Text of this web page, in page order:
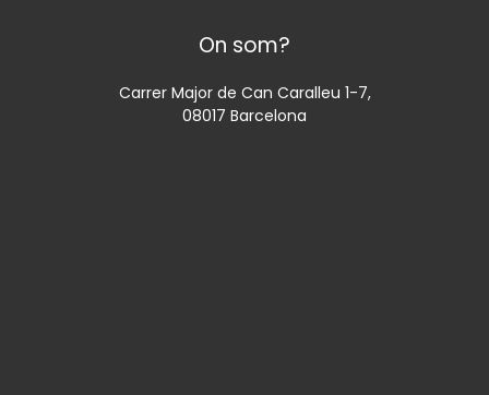
On som?
Carrer Major de Can Caralleu 1-7,
08017 Barcelona